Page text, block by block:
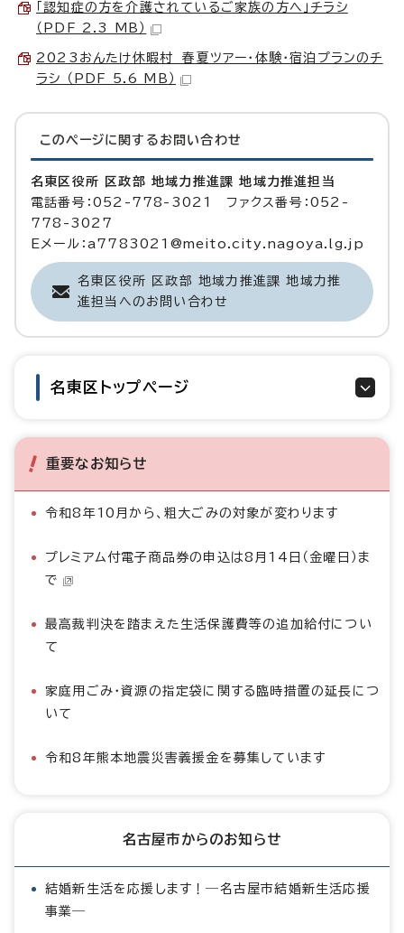
「認知症の方を介護されているご家族の方へ」チラシ
（PDF 2.3 MB）
2023おんたけ休暇村 春夏ツアー・体験・宿泊プランのチ
ラシ （PDF 5.6 MB）
このページに関する お問い合わせ
名東区役所 区政部 地域力推進課 地域力推進担当
電話番号：052-778-3021 ファクス番号：052-
778-3027
Eメール：a7783021@meito.city.nagoya.lg.jp
名東区役所 区政部 地域力推進課 地域力推
進担当へのお問い合わせ
名東区トップページ
重要なお知らせ
令和8年10月から、粗大ごみの対象が変わります
プレミアム付電子商品券の申込は8月14日（金曜日）ま
で
最高裁判決を踏まえた生活保護費等の追加給付につい
て
家庭用ごみ・資源の指定袋に関する臨時措置の延長につ
いて
令和8年熊本地震災害義援金を募集しています
名古屋市からのお知らせ
結婚新生活を応援します！―名古屋市結婚新生活応援
事業―